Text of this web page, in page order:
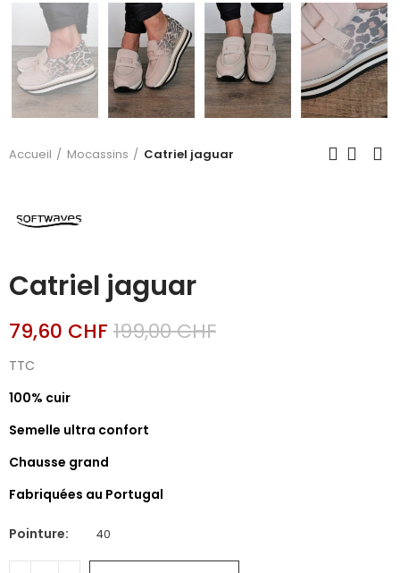
Accueil Mocassins Catriel jaguar
Catriel jaguar
79,60 CHF 199,00 CHF
TTC
100% cuir
Semelle ultra confort
Chausse grand
Fabriquées au Portugal
Pointure 40